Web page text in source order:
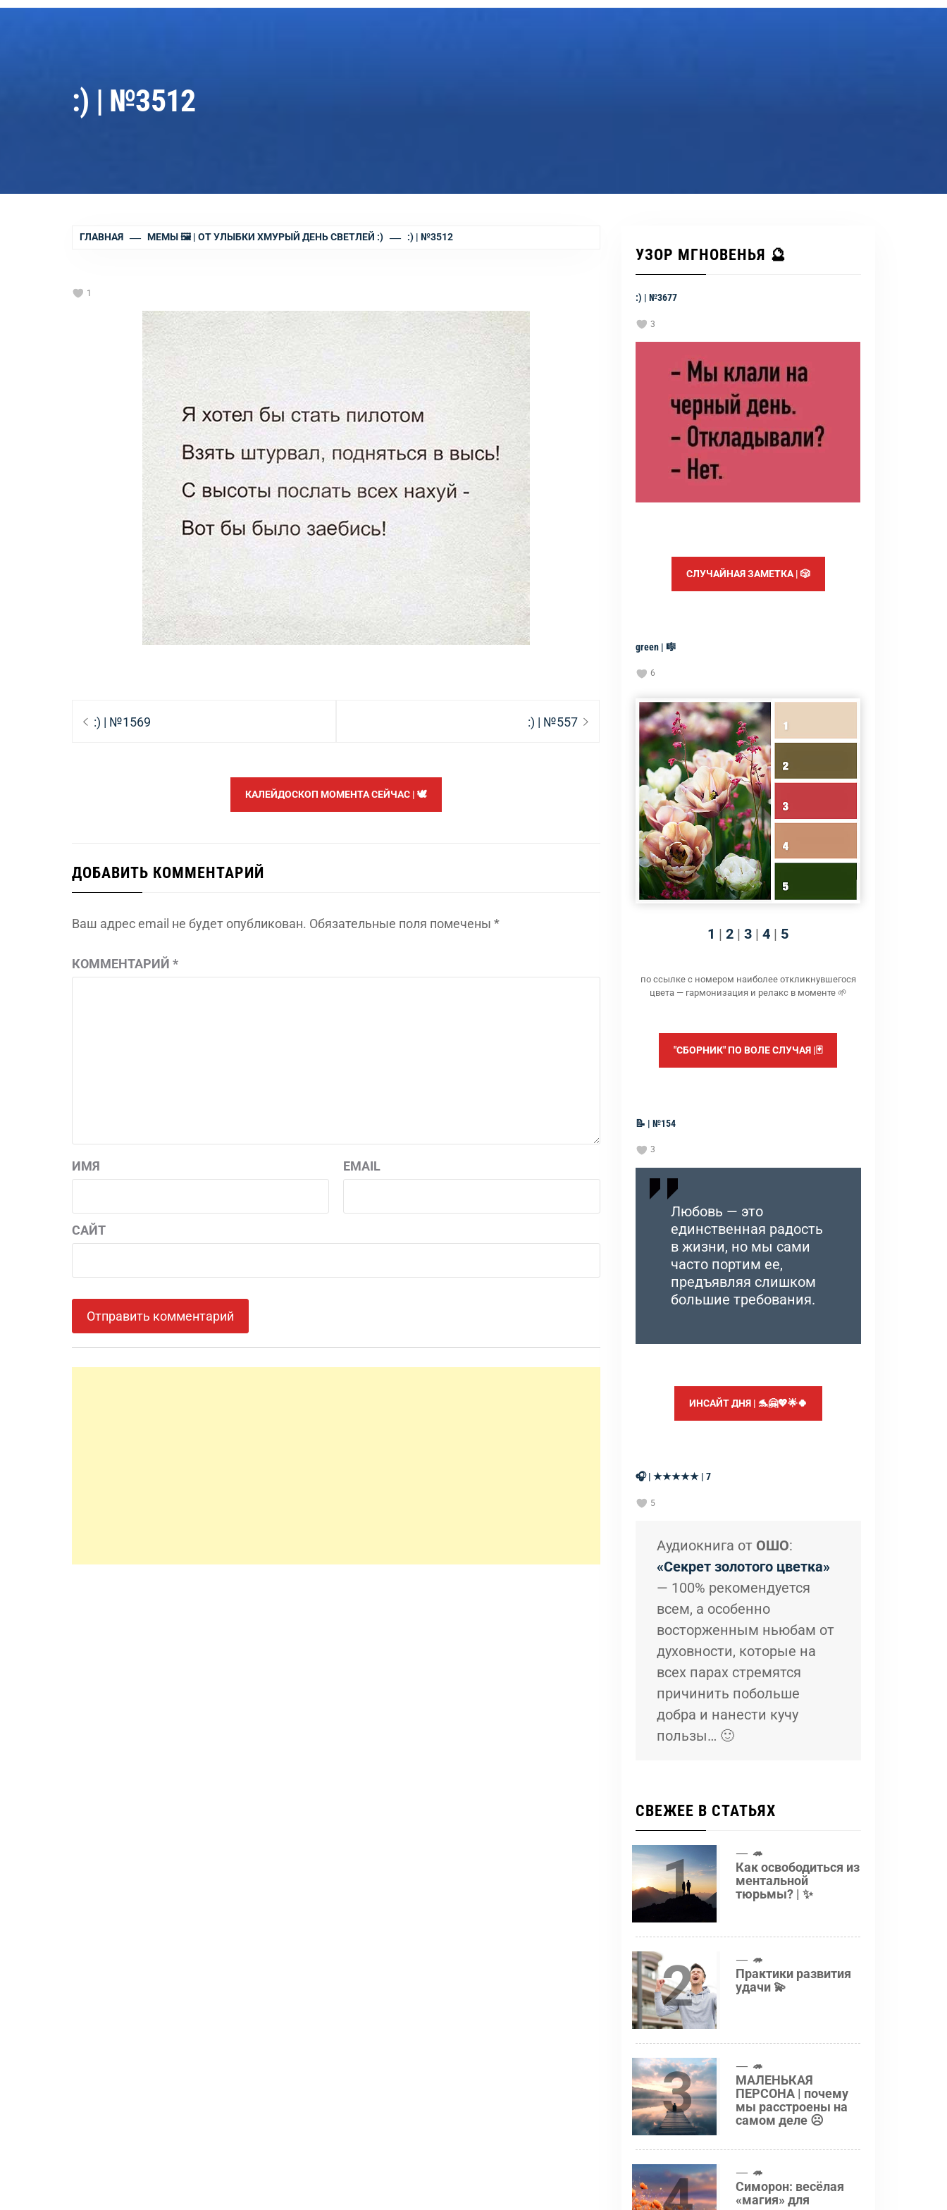
:) | №3512
ГЛАВНАЯ МЕМЫ 🖼 | ОТ УЛЫБКИ ХМУРЫЙ ДЕНЬ СВЕТЛЕЙ :) :) | №3512
1
Навигация
по
Предыдущая
:) | №1569
Следующая
:) | №557
КАЛЕЙДОСКОП МОМЕНТА СЕЙЧАС | 🕊️
ДОБАВИТЬ КОММЕНТАРИЙ
Ваш адрес email не будет опубликован. Обязательные поля помечены *
КОММЕНТАРИЙ *
ИМЯ EMAIL
САЙТ
УЗОР МГНОВЕНЬЯ 🔮
:) | №3677
3
СЛУЧАЙНАЯ ЗАМЕТКА | 🎲
green | 🎼
6
1 |2 |3 |4 | 5
по ссылке с номером наиболее откликнувшегося
цвета — гармонизация и релакс в моменте 🌱
"СБОРНИК" ПО ВОЛЕ СЛУЧАЯ |🃏
📝 | №154
3
Любовь — это
единственная радость
в жизни, но мы сами
часто портим ее,
предъявляя слишком
большие требования.
ИНСАЙТ ДНЯ | 🐬🤗💖🌟🍀
🎧 | ★★★★★ | 7
5
Аудиокнига от ОШО:
«Секрет золотого цветка»
— 100% рекомендуется
всем, а особенно
восторженным ньюбам от
духовности, которые на
всех парах стремятся
причинить побольше
добра и нанести кучу
пользы… 🙂
СВЕЖЕЕ В СТАТЬЯХ
1 🦔
Как освободиться из
ментальной
тюрьмы? | ✨
2 🦔
Практики развития
удачи 💫
3 🦔
МАЛЕНЬКАЯ
ПЕРСОНА | почему
мы расстроены на
самом деле ☹️
🦔
Симорон: весёлая
«магия» для